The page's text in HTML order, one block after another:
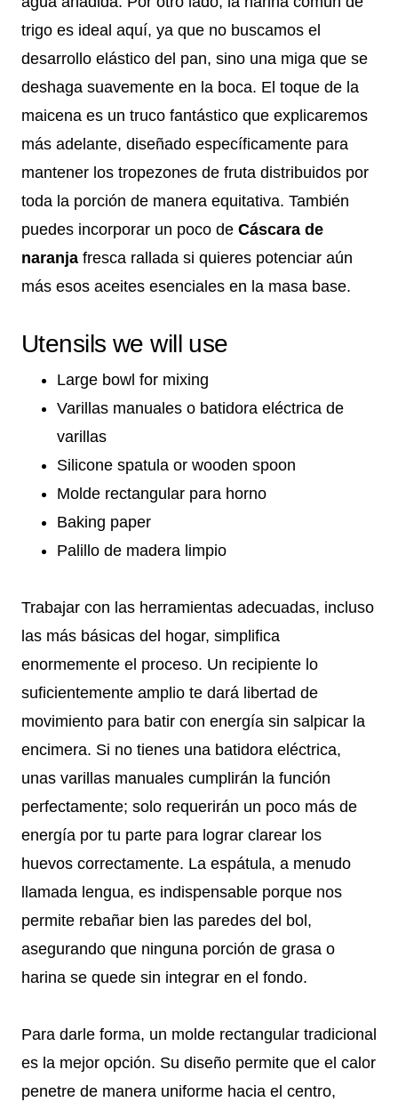
trigo es ideal aquí, ya que no buscamos el
desarrollo elástico del pan, sino una miga que se
deshaga suavemente en la boca. El toque de la
maicena es un truco fantástico que explicaremos
más adelante, diseñado específicamente para
mantener los tropezones de fruta distribuidos por
toda la porción de manera equitativa. También
puedes incorporar un poco de Cáscara de
naranja fresca rallada si quieres potenciar aún
más esos aceites esenciales en la masa base.
Utensils we will use
Large bowl for mixing
Varillas manuales o batidora eléctrica de
varillas
Silicone spatula or wooden spoon
Molde rectangular para horno
Baking paper
Palillo de madera limpio
Trabajar con las herramientas adecuadas, incluso
las más básicas del hogar, simplifica
enormemente el proceso. Un recipiente lo
suficientemente amplio te dará libertad de
movimiento para batir con energía sin salpicar la
encimera. Si no tienes una batidora eléctrica,
unas varillas manuales cumplirán la función
perfectamente; solo requerirán un poco más de
energía por tu parte para lograr clarear los
huevos correctamente. La espátula, a menudo
llamada lengua, es indispensable porque nos
permite rebañar bien las paredes del bol,
asegurando que ninguna porción de grasa o
harina se quede sin integrar en el fondo.
Para darle forma, un molde rectangular tradicional
es la mejor opción. Su diseño permite que el calor
penetre de manera uniforme hacia el centro,